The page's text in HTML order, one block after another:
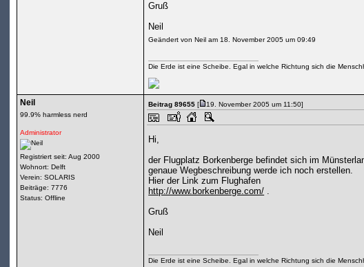
Gruß
Neil
Geändert von Neil am 18. November 2005 um 09:49
Die Erde ist eine Scheibe. Egal in welche Richtung sich die
Neil
99.9% harmless nerd
Administrator
Registriert seit: Aug 2000
Wohnort: Delft
Verein: SOLARIS
Beiträge: 7776
Status: Offline
Beitrag 89655[
19. November 2005 um 11:50]
Hi,
der Flugplatz Borkenberge befindet sich im
genaue Wegbeschreibung werde ich noch erstellen.
Hier der Link zum Flughafen
http://www.borkenberge.com/ .
Gruß
Neil
Die Erde ist eine Scheibe. Egal in welche Richtung sich die